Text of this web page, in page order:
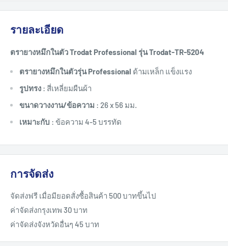
รายละเอียด
ตรายางหมึกในตัว Trodat Professional รุ่น Trodat-TR-5204
ตรายางหมึกในตัวรุ่น Professional ด้ามเหล็ก แข็งแรง
รูปทรง : สี่เหลี่ยมผืนผ้า
ขนาดวางงาน/ข้อความ : 26 x 56 มม.
เหมาะกับ : ข้อความ 4-5 บรรทัด
การจัดส่ง
จัดส่งฟรี เมื่อมียอดสั่งซื้อสินค้า 500 บาทขึ้นไป
ค่าจัดส่งกรุงเทพ 30 บาท
ค่าจัดส่งจังหวัดอื่นๆ 45 บาท